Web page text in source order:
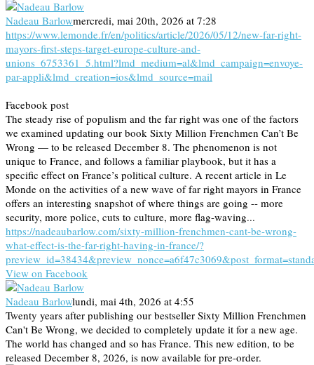
Nadeau Barlowmercredi, mai 20th, 2026 at 7:28
https://www.lemonde.fr/en/politics/article/2026/05/12/new-far-right-
mayors-first-steps-target-europe-culture-and-
unions_6753361_5.html?lmd_medium=al&lmd_campaign=envoye-
par-appli&lmd_creation=ios&lmd_source=mail
Facebook post
The steady rise of populism and the far right was one of the factors
we examined updating our book Sixty Million Frenchmen Can’t Be
Wrong — to be released December 8. The phenomenon is not
unique to France, and follows a familiar playbook, but it has a
specific effect on France’s political culture. A recent article in Le
Monde on the activities of a new wave of far right mayors in France
offers an interesting snapshot of where things are going -- more
security, more police, cuts to culture, more flag-waving...
https://nadeaubarlow.com/sixty-million-frenchmen-cant-be-wrong-
what-effect-is-the-far-right-having-in-france/?
View on Facebook
Nadeau Barlowlundi, mai 4th, 2026 at 4:55
Twenty years after publishing our bestseller Sixty Million Frenchmen
Can't Be Wrong, we decided to completely update it for a new age.
The world has changed and so has France. This new edition, to be
released December 8, 2026, is now available for pre-order.